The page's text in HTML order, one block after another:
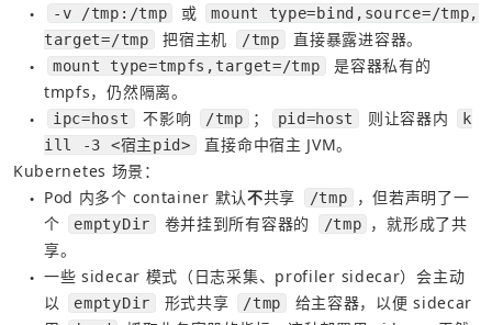
● -v /tmp:/tmp 或
mount type=bind,source=/tmp,
target=/tmp
把宿主机 /tmp 直接暴露进容器。
● mount type=tmpfs,target=/tmp
是容器私有的
tmpfs，仍然隔离。
● ipc=host 不影响 /tmp ； pid=host 则让容器内
k
ill -3 <宿主pid>
直接命中宿主 JVM。
Kubernetes 场景：
● Pod 内多个 container 默认不共享 /tmp
，但若声明了一
个
emptyDir 卷并挂到所有容器的 /tmp
，就形成了共
享。
●
一些 sidecar 模式（日志采集、profiler sidecar）会主动
以
emptyDir 形式共享 /tmp
给主容器，以便 sidecar